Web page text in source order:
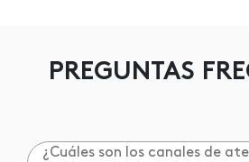
PREGUNTAS
¿Cuáles son los canales de